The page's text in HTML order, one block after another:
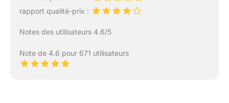
rapport qualité-prix :
Notes des utilisateurs 4.6/5
Note de 4.6 pour 671 utilisateurs